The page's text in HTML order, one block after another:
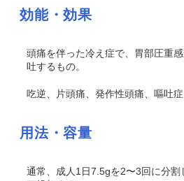
効能・効果
頭痛を伴った冷え症で、胃部圧重
吐するもの。
吃逆、片頭痛、発作性頭痛、嘔吐症
用法・容量
通常、成人1日7.5gを2〜3回に分割